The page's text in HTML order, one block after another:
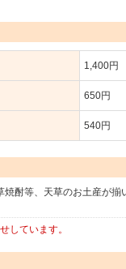
1,400円
650円
540円
酎等、天草のお土産が
しています。